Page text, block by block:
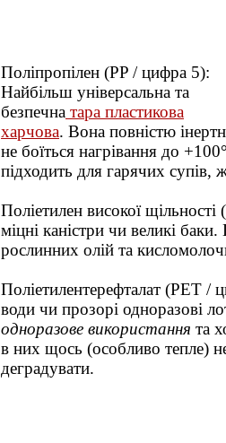
Поліпропілен (PP / цифра 5):
Найбільш універсальна та
безпечна тара пластикова
харчова. Вона повністю
не боїться нагрівання до
підходить для гарячих супів,
Поліетилен високої
міцні каністри чи великі
рослинних олій та
Поліетилентерефталат (PET
води чи прозорі одноразові
одноразове використання та
в них щось (особливо тепле)
деградувати.